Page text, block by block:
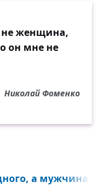
не женщина,
он мне не
Николай Фоменко
а мужчина